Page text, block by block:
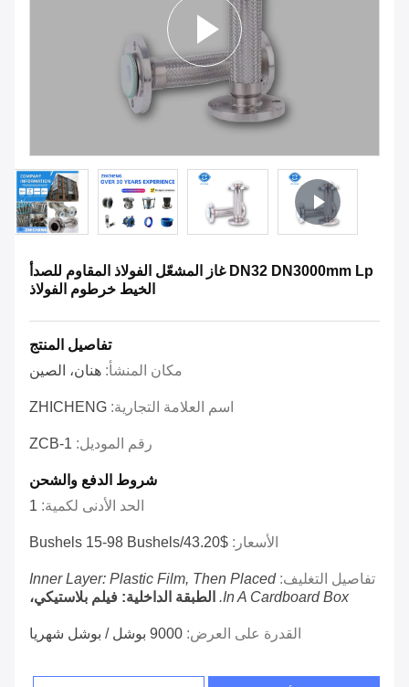
DN32 DN3000mm Lp غاز المشعّل الفولاذ المقاوم للصدأ
الخيط خرطوم الفولاذ
تفاصيل المنتج
مكان المنشأ: هنان، الصين
اسم العلامة التجارية: ZHICHENG
رقم الموديل: ZCB-1
شروط الدفع والشحن
الحد الأدنى لكمية: 1
الأسعار: $43.20/bushels 15-98 Bushels
تفاصيل التغليف: Inner Layer: Plastic Film, Then Placed
In A Cardboard Box.
الطبقة الداخلية: فيلم بلاستيكي،
القدرة على العرض: 9000 بوشل / بوشل شهريا